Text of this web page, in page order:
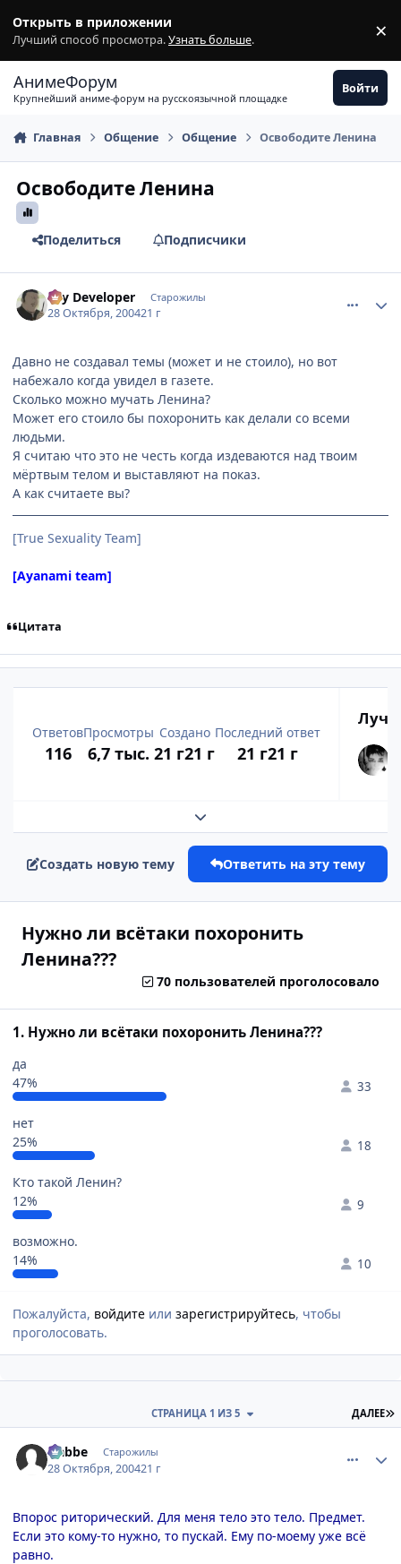
Открыть в приложении
Лучший способ просмотра.Узнать больше. ×
АнимеФорум
Крупнейший аниме-форум на русскоязычной площадке
Войти
Главная Общение Общение Освободите Ленина
Освободите Ленина
Поделиться Подписчики
Psy Developer Старожилы
28 Октября, 200421 г
Давно не создавал темы (может и не стоило), но вот
набежало когда увидел в газете.
Сколько можно мучать Ленина?
Может его стоило бы похоронить как делали со всеми
людьми.
Я считаю что это не честь когда издеваются над твоим
мёртвым телом и выставляют на показ.
А как считаете вы?
[True Sexuality Team]
[Ayanami team]
Цитата
Ответов
116
Просмотры
6,7 тыс.
Создано
21 г21 г
Последний ответ
21 г21 г
Развернуть обзор темы
Создать новую тему Ответить на эту тему
Нужно ли всётаки похоронить
Ленина???
70 пользователей проголосовало
1. Нужно ли всётаки похоронить Ленина???
да
47%
33
нет
25%
18
Кто такой Ленин?
12%
9
возможно.
14%
10
Пожалуйста, войдите или зарегистрируйтесь, чтобы
проголосовать.
ДАЛЕЕ
СТРАНИЦА 1 ИЗ 5
Nabbe Старожилы
28 Октября, 200421 г
Впорос риторический. Для меня тело это тело. Предмет.
Если это кому-то нужно, то пускай. Ему по-моему уже всё
равно.